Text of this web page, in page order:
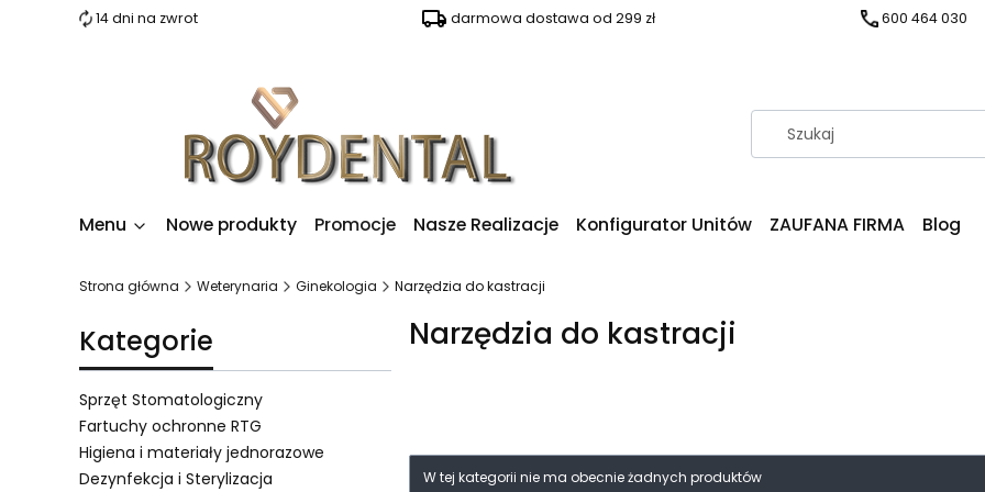
14 dni na zwrot darmowa dostawa od 299 zł 600 464 030
Menu Nowe produkty Promocje Nasze Realizacje Konfigurator Unitów ZAUFANA FIRMA Blog
Strona główna Weterynaria Ginekologia Narzędzia do kastracji
Kategorie
Sprzęt Stomatologiczny
Fartuchy ochronne RTG
Higiena i materiały jednorazowe
Dezynfekcja i Sterylizacja
Narzędzia do kastracji
Lista produktów
W tej kategorii nie ma obecnie żadnych produktów